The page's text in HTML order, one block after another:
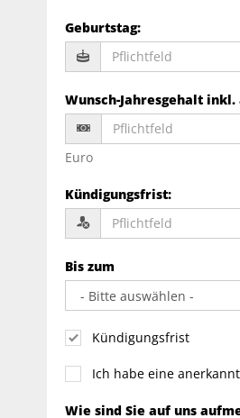
Geburtstag:
Wunsch-Jahresgehalt
Euro
Kündigungsfrist:
Bis zum
Kündigungsfrist
Ich habe eine
Wie sind Sie auf uns